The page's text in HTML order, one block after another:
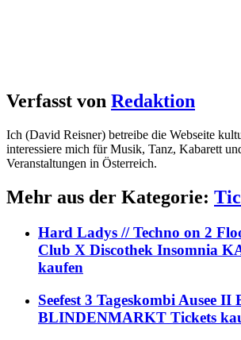
Verfasst von Redaktion
Ich (David Reisner) betreibe die Webseite
interessiere mich für Musik, Tanz, Kabarett
Veranstaltungen in Österreich.
Mehr aus der Kategorie:
Hard Ladys // Techno on 2
Club X Discothek Insomnia
kaufen
Seefest 3 Tageskombi Ausee
BLINDENMARKT Tickets